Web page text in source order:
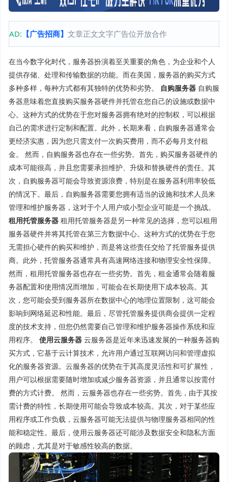
AD: 【广告招商】 文章正文文字广告位开放合作
在当今数字化时代，服务器扮演着至关重要的角色，为企业和个人
提供存储、处理和传输数据的功能。而在美国，服务器的购买方式
多种多样，每种方式都有其独特的优势和劣势。
自购服务器 自购服
务器意味着您直接购买服务器硬件并托管在您自己的设施或数据中
心。这种方式的优势在于您对服务器拥有绝对的控制权，可以根据
自己的需求进行定制和配置。此外，长期来看，自购服务器通常会
更经济实惠，因为您只需支付一次购买费用，而不必每月支付租
金。 然而，自购服务器也存在一些劣势。首先，购买服务器硬件的
成本可能很高，并且您需要承担维护、升级和替换硬件的责任。其
次，自购服务器可能会导致资源浪费，特别是在服务器利用率较低
的情况下。最后，自购服务器需要您拥有适当的设施和技术人员来
管理和维护服务器，这对于个人用户或小型企业可能是一个挑战。
租用托管服务器 租用托管服务器是另一种常见的选择，您可以租用
服务器硬件并将其托管在第三方数据中心。这种方式的优势在于您
无需担心硬件的购买和维护，而是将这些责任交给了托管服务提供
商。此外，托管服务器通常具有高速网络连接和物理安全性保障。
然而，租用托管服务器也存在一些劣势。首先，租金通常会随着服
务器配置和使用情况而增加，可能会在长期使用下成本较高。其
次，您可能会受到服务器所在数据中心的地理位置限制，这可能会
影响到网络延迟和性能。最后，尽管托管服务提供商会提供一定程
度的技术支持，但您仍然需要自己管理和维护服务器操作系统和应
用程序。 使用云服务器 云服务器是近年来迅速发展的一种服务器购
买方式，它基于云计算技术，允许用户通过互联网访问和管理虚拟
化的服务器资源。云服务器的优势在于其高度灵活性和可扩展性，
用户可以根据需要随时增加或减少服务器资源，并且通常以按需付
费的方式计费。 然而，云服务器也存在一些劣势。首先，由于其按
需计费的特性，长期使用可能会导致成本较高。其次，对于某些应
用程序或工作负载，云服务器可能无法提供与物理服务器相同的性
能和稳定性。最后，使用云服务器还可能涉及数据安全和隐私方面
的顾虑，尤其是对于敏感性较高的数据。